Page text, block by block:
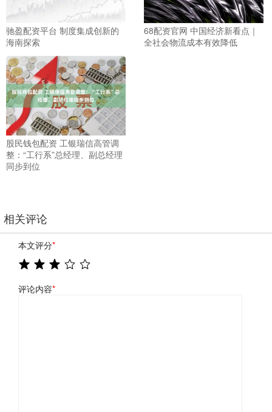
驰盈配资平台 制度集成创新的
海南探索
68配资官网 中国经济新看点｜
全社会物流成本有效降低
股民钱包配资 工银瑞信高管调
整：“工行系”总经理、副总经理
同步到位
相关评论
本文评分*
评论内容*